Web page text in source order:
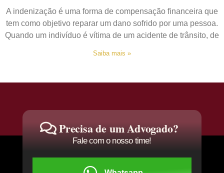
A indenização é uma forma de compensação financeira que
tem como objetivo reparar um dano sofrido por uma pessoa.
Quando um indivíduo é vítima de um acidente de trânsito, de
Saiba mais »
Precisa de um Advogado?
Fale com o nosso time!